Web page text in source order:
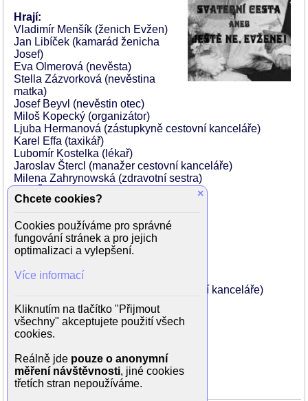
Hrají:
Vladimír Menšík (ženich Evžen)
Jan Libíček (kamarád ženicha
Josef)
Eva Olmerová (nevěsta)
Stella Zázvorková (nevěstina
matka)
Josef Beyvl (nevěstin otec)
Miloš Kopecký (organizátor)
Ljuba Hermanová (zástupkyně cestovní kanceláře)
Karel Effa (taxikář)
Lubomír Kostelka (lékař)
Jaroslav Štercl (manažer cestovní kanceláře)
Milena Zahrynowská (zdravotní sestra)
Zdeněk Dítě (matrikář)
Ferdinand Krůta
Jiří Lír (policista)
Milan Neděla (stěhovák)
Mirko Musil (instalatér)
Vlastimil Bedrna (zaměstnanec cestovní kanceláře)
Lubomír Bryg
Arnošt Faltýnek
Václav Konvička
Bohuslav Kupšovský
Josef Maršík
Josef Žák
×
Chcete cookies?
Cookies používáme pro správné
fungování stránek a pro jejich
optimalizaci a vylepšení.
Více informací
Kliknutím na tlačítko "Přijmout
všechny" akceptujete použití všech
cookies.
Reálně jde pouze o anonymní
měření návštěvnosti, jiné cookies
třetích stran nepoužíváme.